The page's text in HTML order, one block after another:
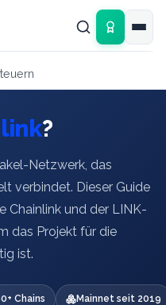
?
Netzwerk, das
verbindet. Dieser Guide
Chainlink und der LINK-
das Projekt für die
ist.
Chains Mainnet seit 2019